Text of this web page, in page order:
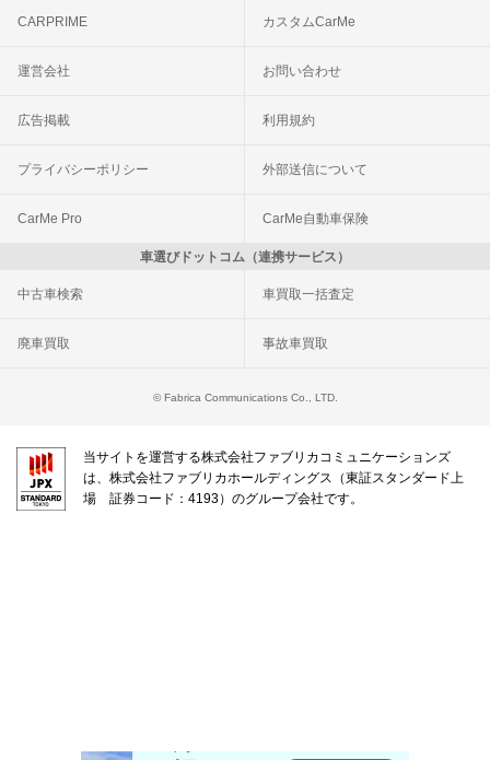
CARPRIME カスタムCarMe
運営会社 お問い合わせ
広告掲載 利用規約
プライバシーポリシー 外部送信について
CarMe Pro CarMe自動車保険
車選びドットコム（連携サービス）
中古車検索 車買取一括査定
廃車買取 事故車買取
© Fabrica Communications Co., LTD.
当サイトを運営する株式会社ファブリカコミュニケーションズ
は、株式会社ファブリカホールディングス（東証スタンダード上
場 証券コード：4193）のグループ会社です。